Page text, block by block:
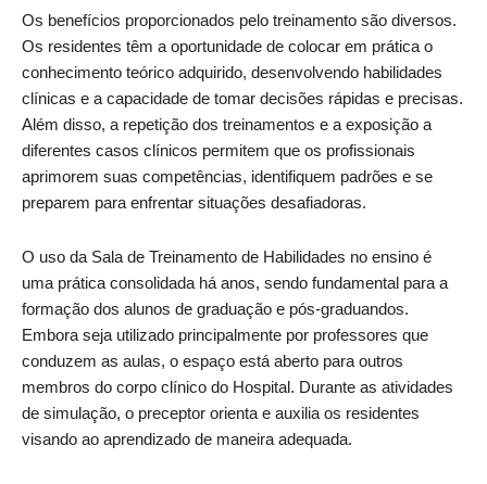
Os benefícios proporcionados pelo treinamento são diversos.
Os residentes têm a oportunidade de colocar em prática o
conhecimento teórico adquirido, desenvolvendo habilidades
clínicas e a capacidade de tomar decisões rápidas e precisas.
Além disso, a repetição dos treinamentos e a exposição a
diferentes casos clínicos permitem que os profissionais
aprimorem suas competências, identifiquem padrões e se
preparem para enfrentar situações desafiadoras.
O uso da Sala de Treinamento de Habilidades no ensino é
uma prática consolidada há anos, sendo fundamental para a
formação dos alunos de graduação e pós-graduandos.
Embora seja utilizado principalmente por professores que
conduzem as aulas, o espaço está aberto para outros
membros do corpo clínico do Hospital. Durante as atividades
de simulação, o preceptor orienta e auxilia os residentes
visando ao aprendizado de maneira adequada.